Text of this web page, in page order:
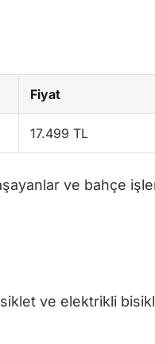
Fiyat
17.499 TL
ve bahçe
ve elektrikli